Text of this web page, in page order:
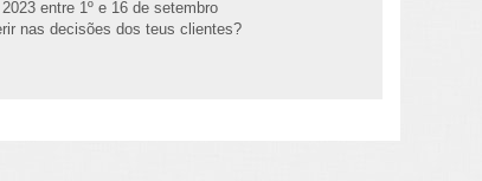
entre 1º e 16 de setembro
nas decisões dos teus clientes?